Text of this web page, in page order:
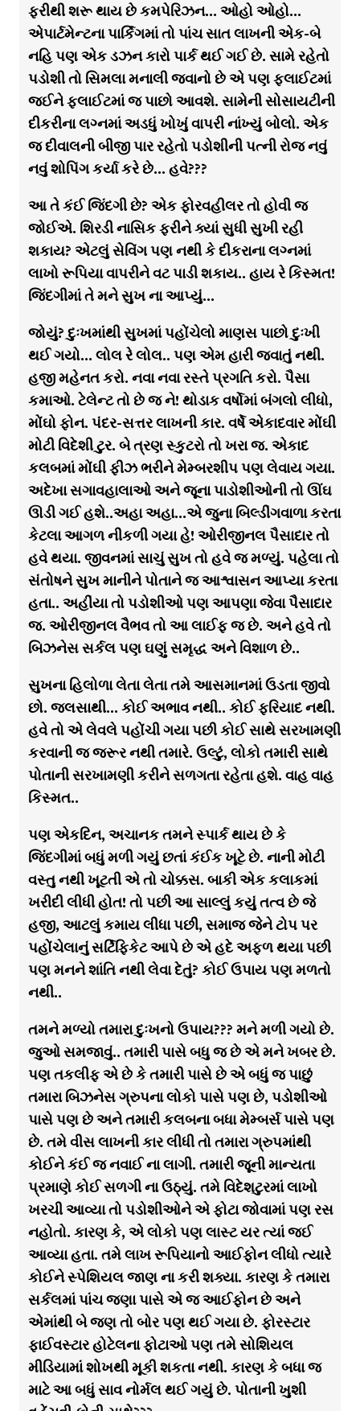
ફરીથી શરૂ થાય છે કમપેરિઝન… ઓહો ઓહો…
એપાર્ટમેન્ટના પાર્કિંગમાં તો પાંચ સાત લાખની એક-બે
નહિ પણ એક ડઝન કારો પાર્ક થઈ ગઈ છે. સામે રહેતો
પડોશી તો સિમલા મનાલી જવાનો છે એ પણ ફ્લાઈટમાં
જઈને ફ્લાઈટમાં જ પાછો આવશે. સામેની સોસાયટીની
દીકરીના લગ્નમાં અડધું ખોખું વાપરી નાંખ્યું બોલો. એક
જ દીવાલની બીજી પાર રહેતો પડોશીની પત્ની રોજ નવું
નવું શોપિંગ કર્યા કરે છે… હવે???
આ તે કંઈ જિંદગી છે? એક ફોરવહીલર તો હોવી જ
જોઈએ. શિરડી નાસિક ફરીને ક્યાં સુધી સુખી રહી
શકાય? એટલું સેવિંગ પણ નથી કે દીકરાના લગ્નમાં
લાખો રૂપિયા વાપરીને વટ પાડી શકાય.. હાય રે કિસ્મત!
જિંદગીમાં તે મને સુખ ના આપ્યું…
જોયું? દુઃખમાંથી સુખમાં પહોંચેલો માણસ પાછો દુઃખી
થઈ ગયો… લોલ રે લોલ.. પણ એમ હારી જવાતું નથી.
હજી મહેનત કરો. નવા નવા રસ્તે પ્રગતિ કરો. પૈસા
કમાઓ. ટેલેન્ટ તો છે જ ને! થોડાક વર્ષોમાં બંગલો લીધો,
મોંઘો ફોન. પંદર-સત્તર લાખની કાર. વર્ષે એકાદવાર મોંઘી
મોટી વિદેશી ટુર. બે ત્રણ સ્કુટરો તો ખરા જ. એકાદ
કલબમાં મોંઘી ફીઝ ભરીને મેમ્બરશીપ પણ લેવાય ગયા.
અદેખા સગાવહાલાઓ અને જૂના પાડોશીઓની તો ઊંઘ
ઊડી ગઈ હશે..અહા અહા…એ જુના બિલ્ડીંગવાળા કરતા
કેટલા આગળ નીકળી ગયા હે! ઓરીજીનલ પૈસાદાર તો
હવે થયા. જીવનમાં સાચું સુખ તો હવે જ મળ્યું. પહેલા તો
સંતોષને સુખ માનીને પોતાને જ આશ્વાસન આપ્યા કરતા
હતા.. અહીંયા તો પડોશીઓ પણ આપણા જેવા પૈસાદાર
જ. ઓરીજીનલ વૈભવ તો આ લાઈફ જ છે. અને હવે તો
બિઝનેસ સર્કલ પણ ઘણું સમૃદ્ધ અને વિશાળ છે..
સુખના હિલોળા લેતા લેતા તમે આસમાનમાં ઉડતા જીવો
છો. જલસાથી… કોઈ અભાવ નથી.. કોઈ ફરિયાદ નથી.
હવે તો એ લેવલે પહોંચી ગયા પછી કોઈ સાથે સરખામણી
કરવાની જ જરૂર નથી તમારે. ઉલ્ટું, લોકો તમારી સાથે
પોતાની સરખામણી કરીને સળગતા રહેતા હશે. વાહ વાહ
કિસ્મત..
પણ એકદિન, અચાનક તમને સ્પાર્ક થાય છે કે
જિંદગીમાં બધું મળી ગયું છતાં કંઈક ખૂટે છે. નાની મોટી
વસ્તુ નથી ખૂટતી એ તો ચોક્કસ. બાકી એક કલાકમાં
ખરીદી લીધી હોત! તો પછી આ સાલ્લું કયું તત્વ છે જે
હજી, આટલું કમાય લીધા પછી, સમાજ જેને ટોપ પર
પહોંચેલાનું સર્ટિફિકેટ આપે છે એ હદે અફળ થયા પછી
પણ મનને શાંતિ નથી લેવા દેતું? કોઈ ઉપાય પણ મળતો
નથી..
તમને મળ્યો તમારા દુઃખનો ઉપાય??? મને મળી ગયો છે.
જુઓ સમજાવું.. તમારી પાસે બધુ જ છે એ મને ખબર છે.
પણ તકલીફ એ છે કે તમારી પાસે છે એ બધું જ પાછું
તમારા બિઝનેસ ગ્રુપના લોકો પાસે પણ છે, પડોશીઓ
પાસે પણ છે અને તમારી કલબના બધા મેમ્બર્સ પાસે પણ
છે. તમે વીસ લાખની કાર લીધી તો તમારા ગ્રુપમાંથી
કોઈને કંઈ જ નવાઈ ના લાગી. તમારી જૂની માન્યતા
પ્રમાણે કોઈ સળગી ના ઉઠ્યું. તમે વિદેશટુરમાં લાખો
ખરચી આવ્યા તો પડોશીઓને એ ફોટા જોવામાં પણ રસ
નહોતો. કારણ કે, એ લોકો પણ લાસ્ટ યર ત્યાં જઈ
આવ્યા હતા. તમે લાખ રૂપિયાનો આઈફોન લીધો ત્યારે
કોઈને સ્પેશિયલ જાણ ના કરી શક્યા. કારણ કે તમારા
સર્કલમાં પાંચ જણા પાસે એ જ આઈફોન છે અને
એમાંથી બે જણ તો બોર પણ થઈ ગયા છે. ફોરસ્ટાર
ફાઈવસ્ટાર હોટેલના ફોટાઓ પણ તમે સોશિયલ
મીડિયામાં શોખથી મૂકી શકતા નથી. કારણ કે બધા જ
માટે આ બધું સાવ નોર્મલ થઈ ગયું છે. પોતાની ખુશી